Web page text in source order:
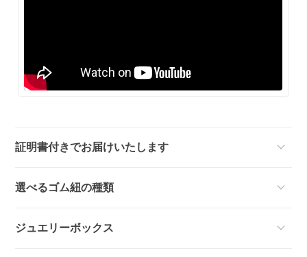
証明書付きでお届けいたします
選べるゴム紐の種類
ジュエリーボックス